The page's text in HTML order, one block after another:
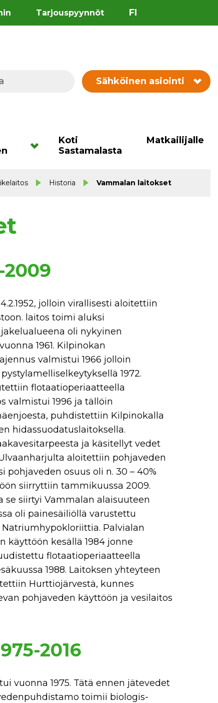
Tarjouspyynnöt FI
Sähköinen asiointi
Koti
Sastamalasta
Matkailijalle
Historia Vammalan laitokset
jolloin virallisesti aloitettiin
laitos toimi aluksi
oli nykyinen
1961. Kilpinokan
valmistui 1966 jolloin
1972.
flotaatioperiaatteella
valmistui 1996 ja tällöin
puhdistettiin Kilpinokalla
hidassuodatuslaitoksella.
ja käsitellyt vedet
aloitettiin pohjaveden
pohjaveden osuus oli n. 30 – 40%
siirryttiin tammikuussa 2009.
se siirtyi Vammalan alaisuuteen
oli painesäiliöllä varustettu
Palvialan
kesällä 1984 jonne
flotaatioperiaatteella
1988. Laitoksen yhteyteen
Hurttiojärvestä, kunnes
pohjaveden käyttöön ja vesilaitos
2016
vuonna 1975. Tätä ennen jätevedet
toimii biologis-